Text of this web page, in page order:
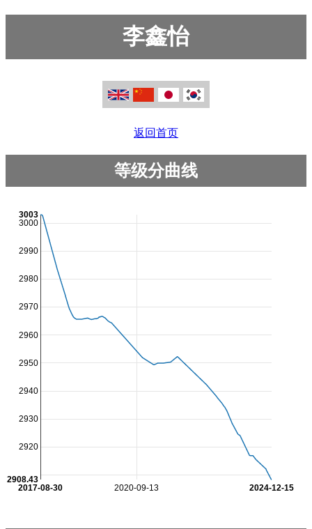
李鑫怡
返回首页
等级分曲线
2020-09-13
2017-08-30 2024-12-15
2920
2930
2940
2950
2960
2970
2980
2990
3000
2908.43
3003